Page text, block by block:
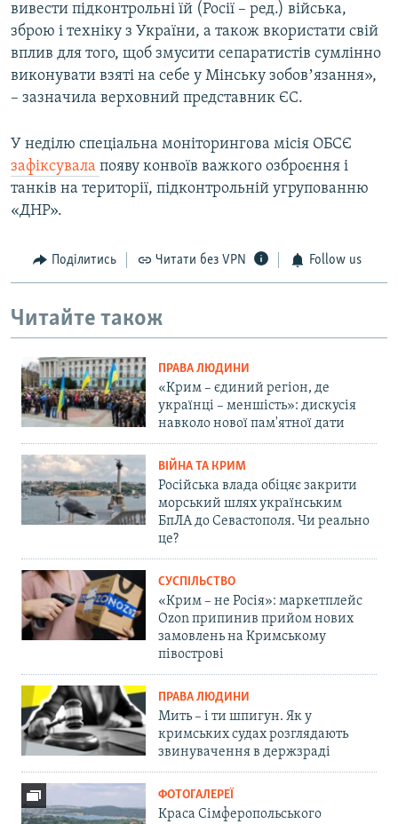
вивести підконтрольні їй (Росії – ред.) війська,
зброю і техніку з України, а також вкористати свій
вплив для того, щоб змусити сепаратистів сумлінно
виконувати взяті на себе у Мінську зобовʼязання»,
– зазначила верховний представник ЄС.
У неділю спеціальна моніторингова місія ОБСЄ
зафіксувала появу конвоїв важкого озброєння і
танків на території, підконтрольній угрупованню
«ДНР».
Поділитись Читати без VPN Follow us
Читайте також
ПРАВА ЛЮДИНИ
«Крим – єдиний регіон, де
українці – меншість»: дискусія
навколо нової пам'ятної дати
ВІЙНА ТА КРИМ
Російська влада обіцяє закрити
морський шлях українським
БпЛА до Севастополя. Чи реально
це?
СУСПІЛЬСТВО
«Крим – не Росія»: маркетплейс
Ozon припинив прийом нових
замовлень на Кримському
півострові
ПРАВА ЛЮДИНИ
Мить – і ти шпигун. Як у
кримських судах розглядають
звинувачення в держзраді
ФОТОГАЛЕРЕЇ
Краса Сімферопольського